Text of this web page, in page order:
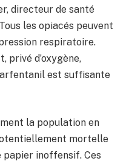
directeur de santé
les opiacés peuvent
respiratoire.
privé d’oxygène,
est suffisante
la population en
mortelle
papier inoffensif. Ces